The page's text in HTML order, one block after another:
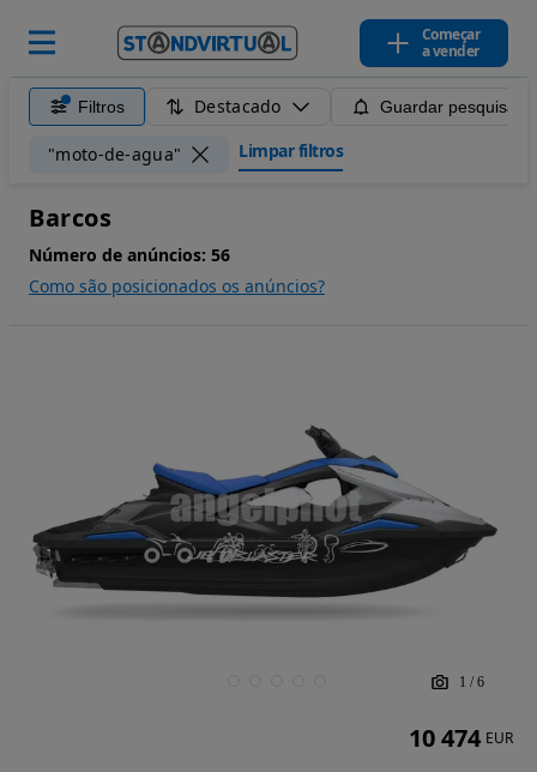
Começar
a vender
Filtros Destacado Guardar pesquisa
"moto-de-agua" Limpar filtros
Barcos
Número de anúncios: 56
Como são posicionados os anúncios?
1 / 6
10 474 EUR